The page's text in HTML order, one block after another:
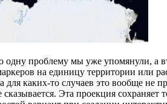
одну проблему мы уже упомянули,
на единицу территории или
каких-то случаев это вообще не
Эта проекция